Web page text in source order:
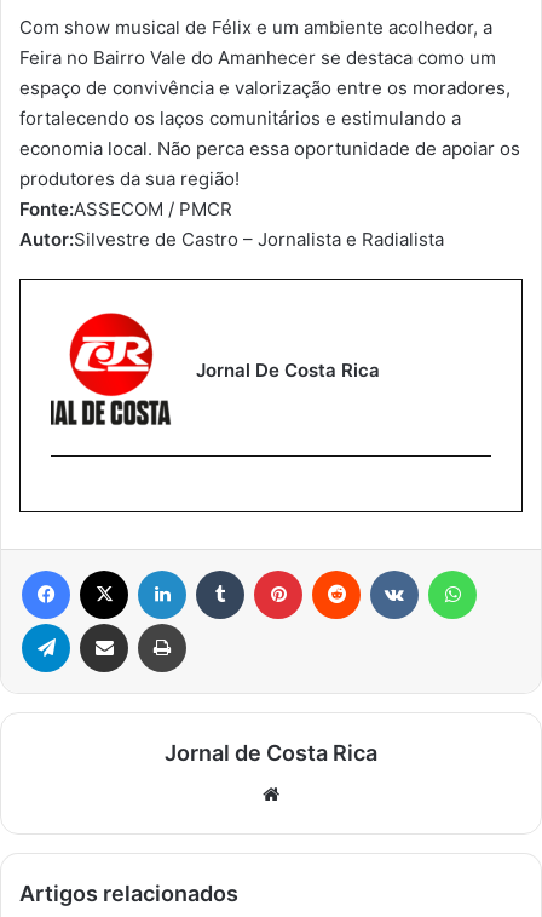
Com show musical de Félix e um ambiente acolhedor, a
Feira no Bairro Vale do Amanhecer se destaca como um
espaço de convivência e valorização entre os moradores,
fortalecendo os laços comunitários e estimulando a
economia local. Não perca essa oportunidade de apoiar os
produtores da sua região!
Fonte:ASSECOM / PMCR
Autor:Silvestre de Castro – Jornalista e Radialista
Jornal De Costa Rica
Facebook Linkedin Tumblr Pinterest Reddit
Telegram Compartilhar via e-mail Imprimir
Jornal de Costa Rica
Artigos relacionados